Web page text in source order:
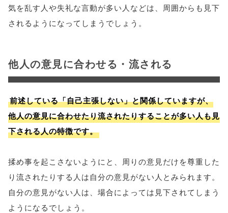
気を乱す人や失礼な言動が多い人などは、周囲からも見下
されるようになってしまうでしょう。
他人の意見に合わせる・流される
前述している「自己主張しない」と関係していますが、
他人の意見に合わせたり流されたりすることが多い人も見
下される人の特徴です。
揉め事を起こさないようにと、周りの意見だけを尊重した
り流されたりする人は自分の意見がない人とみられます。
自分の意見がない人は、場合によっては見下されてしまう
ようになるでしょう。